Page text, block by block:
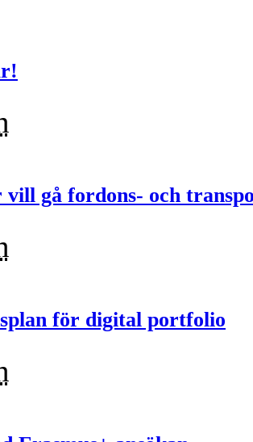
gå fordons- och
för digital portfolio